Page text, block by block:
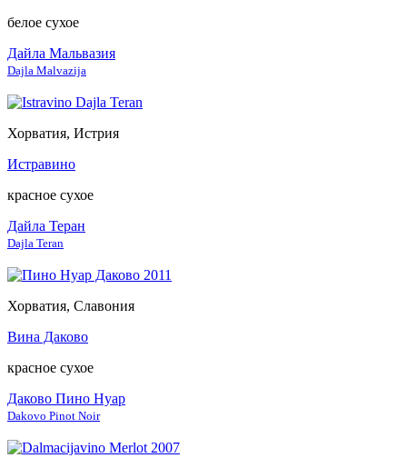
белое сухое
Дайла Мальвазия
Dajla Malvazija
Хорватия, Истрия
Истравино
красное сухое
Дайла Теран
Dajla Teran
Хорватия, Славония
Вина Даково
красное сухое
Даково Пино Нуар
Dakovo Pinot Noir